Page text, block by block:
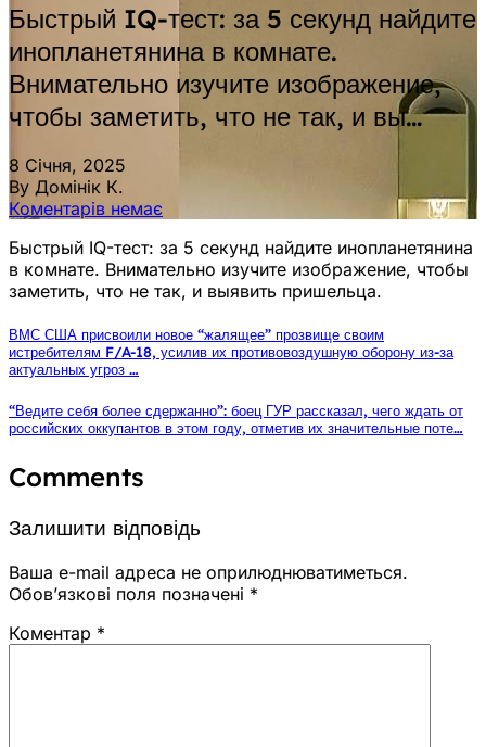
Быстрый IQ-тест: за 5 секунд найдите
инопланетянина в комнате.
Внимательно изучите изображение,
чтобы заметить, что не так, и вы…
8 Січня, 2025
By Домінік К.
Коментарів немає
Быстрый IQ-тест: за 5 секунд найдите инопланетянина
в комнате. Внимательно изучите изображение, чтобы
заметить, что не так, и выявить пришельца.
ВМС США присвоили новое “жалящее” прозвище своим
истребителям F/A-18, усилив их противовоздушную оборону из-за
актуальных угроз …
“Ведите себя более сдержанно”: боец ГУР рассказал, чего ждать от
российских оккупантов в этом году, отметив их значительные поте…
Comments
Залишити відповідь
Ваша e-mail адреса не оприлюднюватиметься.
Обов’язкові поля позначені *
Коментар *